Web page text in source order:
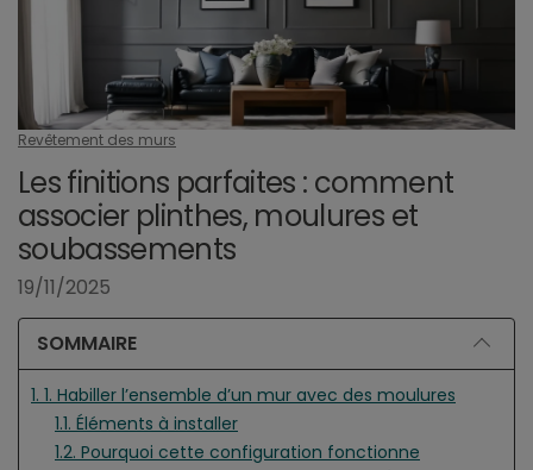
Revêtement des murs
Les finitions parfaites : comment
associer plinthes, moulures et
soubassements
19/11/2025
SOMMAIRE
1. 1. Habiller l’ensemble d’un mur avec des moulures
1.1. Éléments à installer
1.2. Pourquoi cette configuration fonctionne